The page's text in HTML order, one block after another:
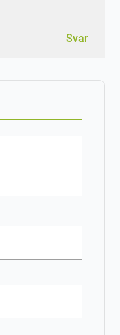
Svar